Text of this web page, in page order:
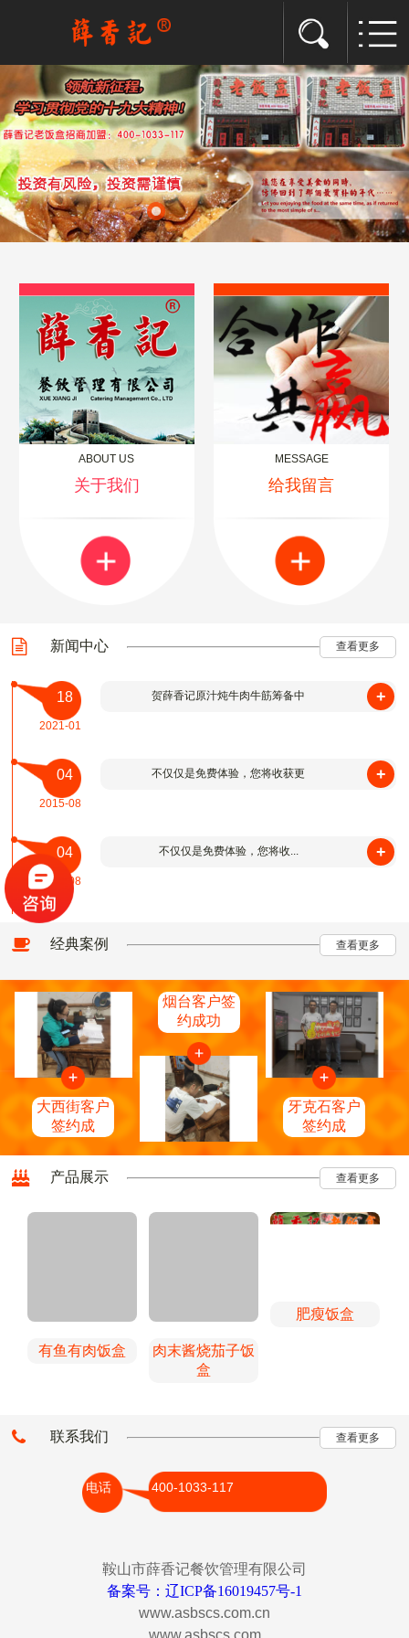
ABOUT US
关于我们
MESSAGE
给我留言
新闻中心 查看更多
18
2021-01
贺薛香记原汁炖牛肉牛筋筹备中 +
04
2015-08
不仅仅是免费体验，您将收获更 +
04
2015-08
不仅仅是免费体验，您将收... +
经典案例 查看更多
大西街客户
签约成
烟台客户签
约成功
牙克石客户
签约成
产品展示 查看更多
有鱼有肉饭盒
肉末酱烧茄子饭
盒
肥瘦饭盒
联系我们 查看更多
电话 400-1033-117
鞍山市薛香记餐饮管理有限公司
备案号：辽ICP备16019457号-1
www.asbscs.com.cn
www.asbscs.com